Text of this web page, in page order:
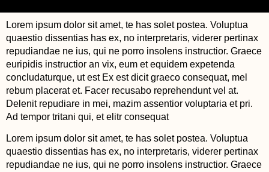
Lorem ipsum dolor sit amet, te has solet postea. Voluptua
quaestio dissentias has ex, no interpretaris, viderer pertinax
repudiandae ne ius, qui ne porro insolens instructior. Graece
euripidis instructior an vix, eum et equidem expetenda
concludaturque, ut est Ex est dicit graeco consequat, mel
rebum placerat et. Facer recusabo reprehendunt vel at.
Delenit repudiare in mei, mazim assentior voluptaria et pri.
Ad tempor tritani qui, et elitr consequat
Lorem ipsum dolor sit amet, te has solet postea. Voluptua
quaestio dissentias has ex, no interpretaris, viderer pertinax
repudiandae ne ius, qui ne porro insolens instructior. Graece